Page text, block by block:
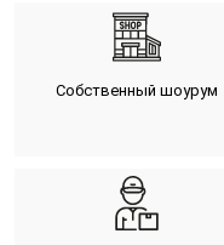
Собственный шоурум